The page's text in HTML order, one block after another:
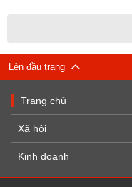
Lên đầu trang
Trang chủ
Xã hội
Kinh doanh